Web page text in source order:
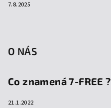
7.8.2025
O NÁS
Co znamená 7-FREE ?
21.1.2022